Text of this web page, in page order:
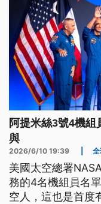
阿提米絲3號4機
與
2026/6/10 19:39
美國太空總署
務的4名機組員名
空人，這也是首度